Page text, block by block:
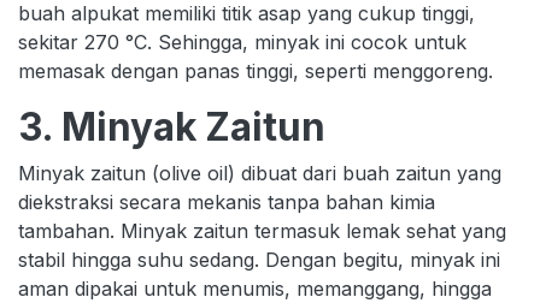
buah alpukat memiliki titik asap yang cukup tinggi,
sekitar 270 °C. Sehingga, minyak ini cocok untuk
memasak dengan panas tinggi, seperti menggoreng.
3. Minyak Zaitun
Minyak zaitun (olive oil) dibuat dari buah zaitun yang
diekstraksi secara mekanis tanpa bahan kimia
tambahan. Minyak zaitun termasuk lemak sehat yang
stabil hingga suhu sedang. Dengan begitu, minyak ini
aman dipakai untuk menumis, memanggang, hingga